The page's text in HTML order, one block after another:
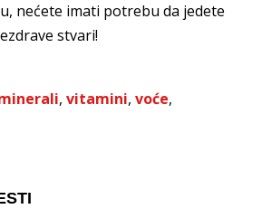
nećete imati potrebu da jedete
stvari!
, vitamini, voće,